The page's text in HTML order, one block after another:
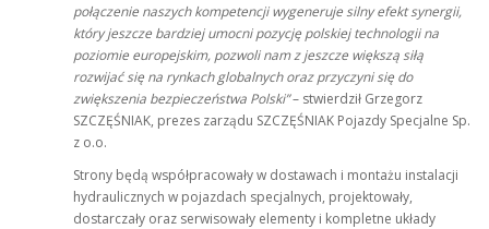
połączenie naszych kompetencji wygeneruje silny efekt synergii,
który jeszcze bardziej umocni pozycję polskiej technologii na
poziomie europejskim, pozwoli nam z jeszcze większą siłą
rozwijać się na rynkach globalnych oraz przyczyni się do
zwiększenia bezpieczeństwa Polski”– stwierdził Grzegorz
SZCZĘŚNIAK, prezes zarządu SZCZĘŚNIAK Pojazdy Specjalne Sp.
z o.o.
Strony będą współpracowały w dostawach i montażu instalacji
hydraulicznych w pojazdach specjalnych, projektowały,
dostarczały oraz serwisowały elementy i kompletne układy